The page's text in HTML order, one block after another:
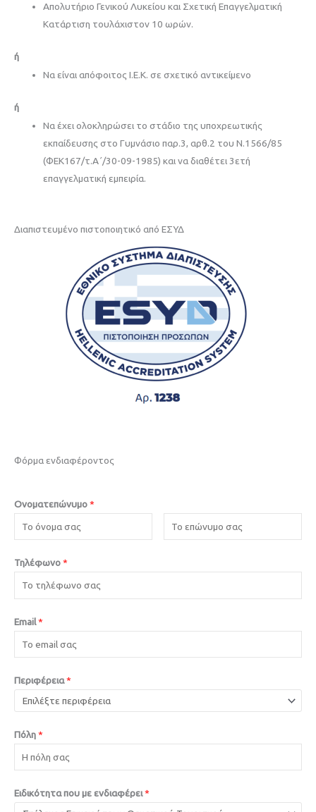
Απολυτήριο Γενικού Λυκείου και Σχετική Επαγγελματική
Κατάρτιση τουλάχιστον 10 ωρών.
ή
Να είναι απόφοιτος Ι.Ε.Κ. σε σχετικό αντικείμενο
ή
Να έχει ολοκληρώσει το στάδιο της υποχρεωτικής
εκπαίδευσης στο Γυμνάσιο παρ.3, αρθ.2 του Ν.1566/85
(ΦΕΚ167/τ.Α΄/30-09-1985) και να διαθέτει 3ετή
επαγγελματική εμπειρία.
Διαπιστευμένo πιστοποιητικό από ΕΣΥΔ
Φόρμα ενδιαφέροντος
Ονοματεπώνυμο*
Τηλέφωνο*
Email*
Περιφέρεια*
Πόλη*
Ειδικότητα που με ενδιαφέρει*